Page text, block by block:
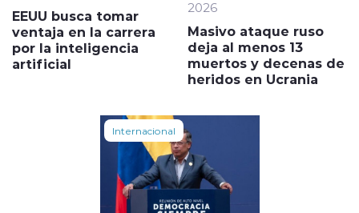
EEUU busca tomar
ventaja en la carrera
por la inteligencia
artificial
2026
Masivo ataque ruso
deja al menos 13
muertos y decenas de
heridos en Ucrania
Internacional